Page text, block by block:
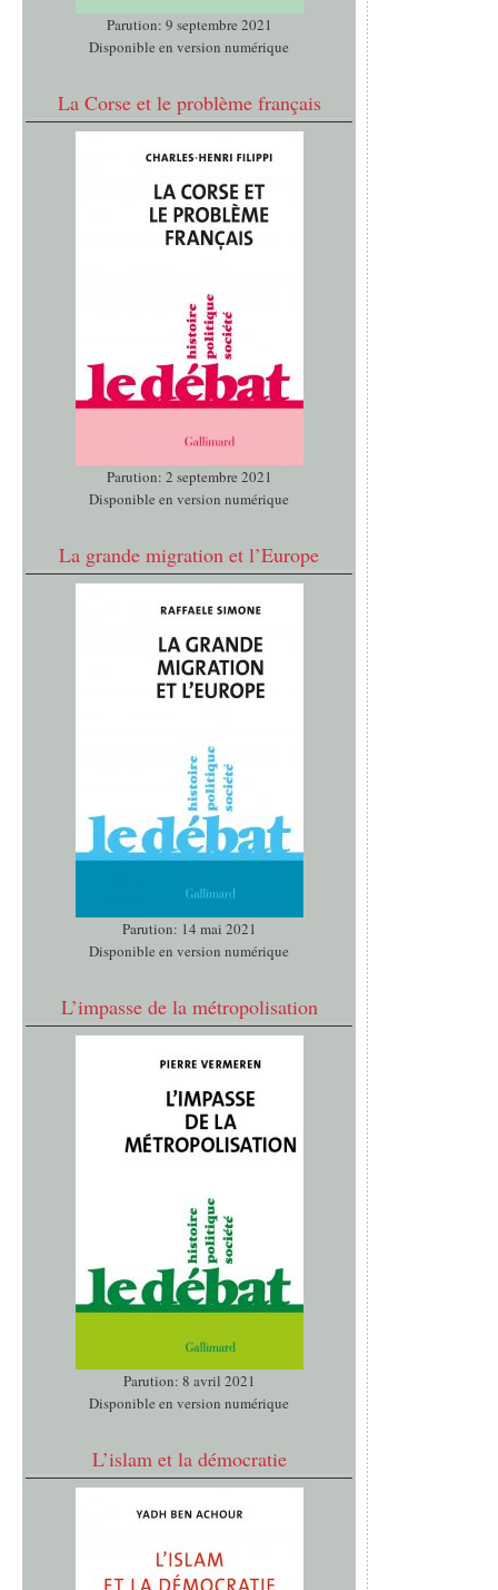
Parution: 9 septembre 2021
Disponible en version numérique
La Corse et le problème français
Parution: 2 septembre 2021
Disponible en version numérique
La grande migration et l’Europe
Parution: 14 mai 2021
Disponible en version numérique
L’impasse de la métropolisation
Parution: 8 avril 2021
Disponible en version numérique
L’islam et la démocratie